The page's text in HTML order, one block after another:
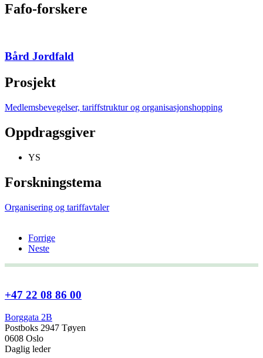
Fafo-forskere
Bård Jordfald
Prosjekt
Medlemsbevegelser, tariffstruktur og organisasjonshopping
Oppdragsgiver
YS
Forskningstema
Organisering og tariffavtaler
Forrige
Neste
+47 22 08 86 00
Borggata 2B
Postboks 2947 Tøyen
0608 Oslo
Daglig leder